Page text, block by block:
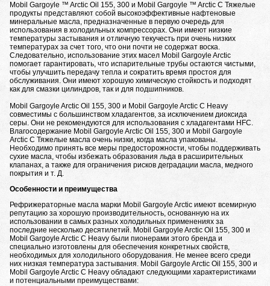
Mobil Gargoyle ™ Arctic Oil 155, 300 и Mobil Gargoyle ™ Arctic C Тяжелые
продукты представляют собой высокоэффективные нафтеновые
минеральные масла, предназначенные в первую очередь для
использования в холодильных компрессорах. Они имеют низкие
температуры застывания и отличную текучесть при очень низких
температурах за счет того, что они почти не содержат воска.
Следовательно, использование этих масел Mobil Gargoyle Arctic
помогает гарантировать, что испарительные трубы остаются чистыми,
чтобы улучшить передачу тепла и сократить время простоя для
обслуживания. Они имеют хорошую химическую стойкость и подходят
как для смазки цилиндров, так и для подшипников.
Mobil Gargoyle Arctic Oil 155, 300 и Mobil Gargoyle Arctic C Heavy
совместимы с большинством хладагентов, за исключением диоксида
серы. Они не рекомендуются для использования с хладагентами HFC.
Влагосодержание Mobil Gargoyle Arctic Oil 155, 300 и Mobil Gargoyle
Arctic C Тяжелые масла очень низки, когда масла упакованы.
Необходимо принять все меры предосторожности, чтобы поддерживать
сухие масла, чтобы избежать образования льда в расширительных
клапанах, а также для ограничения рисков деградации масла, медного
покрытия и т. Д.
Особенности и преимущества
Рефрижераторные масла марки Mobil Gargoyle Arctic имеют всемирную
репутацию за хорошую производительность, основанную на их
использовании в самых разных холодильных применениях за
последние несколько десятилетий. Mobil Gargoyle Arctic Oil 155, 300 и
Mobil Gargoyle Arctic C Heavy были пионерами этого бренда и
специально изготовлены для обеспечения конкретных свойств,
необходимых для холодильного оборудования. Не менее всего среди
них низкая температура застывания. Mobil Gargoyle Arctic Oil 155, 300 и
Mobil Gargoyle Arctic C Heavy обладают следующими характеристиками
и потенциальными преимуществами: